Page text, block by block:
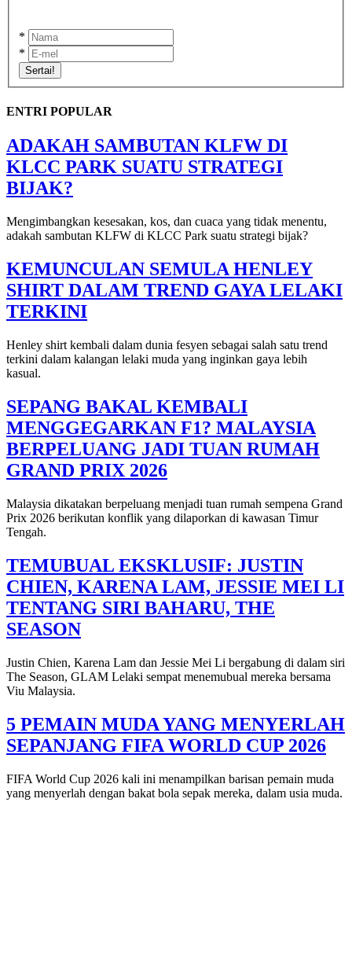
*
*
Sertai!
ENTRI POPULAR
ADAKAH SAMBUTAN KLFW DI
KLCC PARK SUATU STRATEGI
BIJAK?
Mengimbangkan kesesakan, kos, dan cuaca yang tidak menentu,
adakah sambutan KLFW di KLCC Park suatu strategi bijak?
KEMUNCULAN SEMULA HENLEY
SHIRT DALAM TREND GAYA LELAKI
TERKINI
Henley shirt kembali dalam dunia fesyen sebagai salah satu trend
terkini dalam kalangan lelaki muda yang inginkan gaya lebih
kasual.
SEPANG BAKAL KEMBALI
MENGGEGARKAN F1? MALAYSIA
BERPELUANG JADI TUAN RUMAH
GRAND PRIX 2026
Malaysia dikatakan berpeluang menjadi tuan rumah sempena Grand
Prix 2026 berikutan konflik yang dilaporkan di kawasan Timur
Tengah.
TEMUBUAL EKSKLUSIF: JUSTIN
CHIEN, KARENA LAM, JESSIE MEI LI
TENTANG SIRI BAHARU, THE
SEASON
Justin Chien, Karena Lam dan Jessie Mei Li bergabung di dalam siri
The Season, GLAM Lelaki sempat menemubual mereka bersama
Viu Malaysia.
5 PEMAIN MUDA YANG MENYERLAH
SEPANJANG FIFA WORLD CUP 2026
FIFA World Cup 2026 kali ini menampilkan barisan pemain muda
yang menyerlah dengan bakat bola sepak mereka, dalam usia muda.